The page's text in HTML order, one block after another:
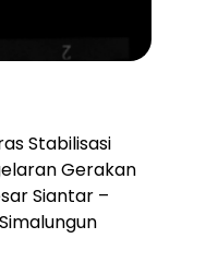
Stabilisasi
Gerakan
Siantar –